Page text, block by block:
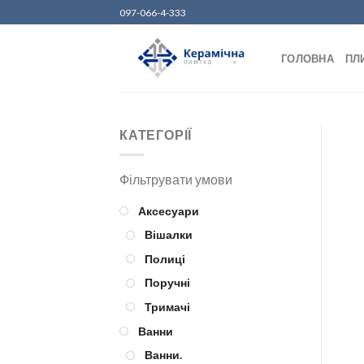
to
097-066-4-333
ГОЛОВНА
КАТЕГОРІЇ
Аксесуари
Вішалки
Полиці
Поручні
Тримачі
Ванни
Ванни.